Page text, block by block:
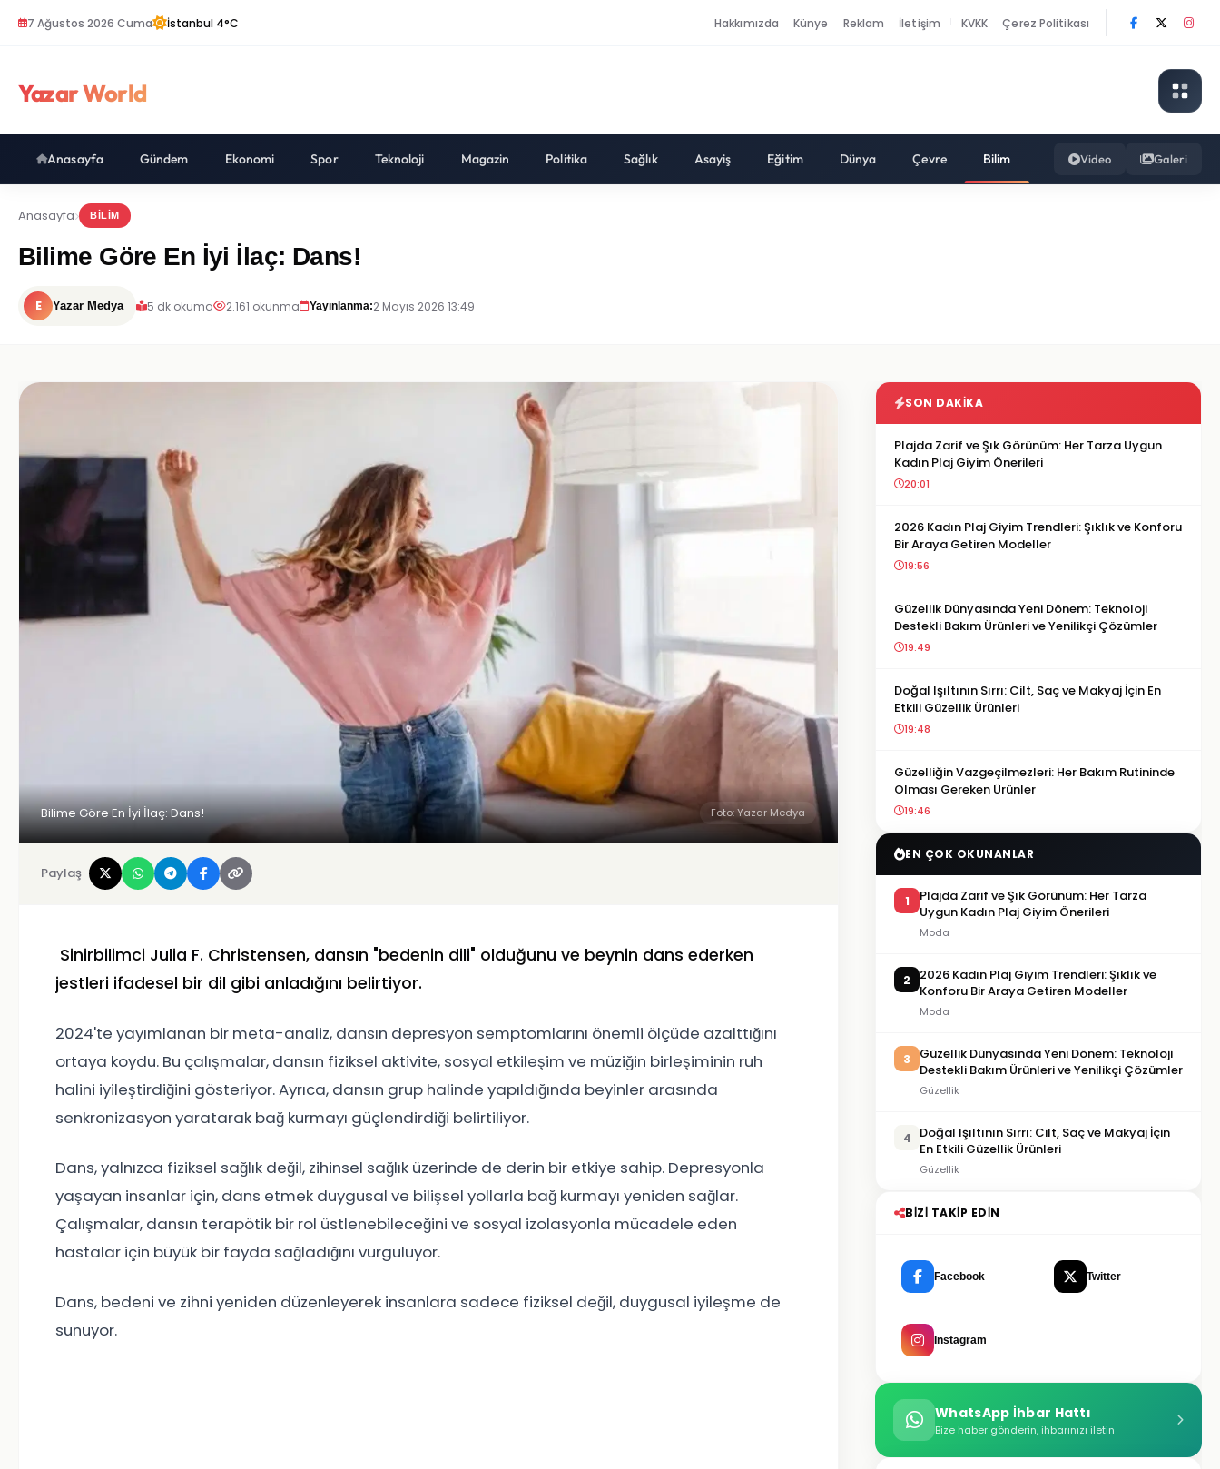
7 Ağustos 2026 Cuma İstanbul 4°C Hakkımızda Künye Reklam İletişim KVKK Çerez Politikası
Yazar World
Anasayfa Gündem Ekonomi Spor Teknoloji Magazin Politika Sağlık Asayiş Eğitim Dünya Çevre Bilim Video Galeri
Anasayfa BILIM
Bilime Göre En İyi İlaç: Dans!
E Yazar Medya 5 dk okuma 2.161 okunma Yayınlanma:2 Mayıs 2026 13:49
Bilime Göre En İyi İlaç: Dans! Foto: Yazar Medya
Paylaş
Sinirbilimci Julia F. Christensen, dansın "bedenin dili" olduğunu ve beynin dans ederken
jestleri ifadesel bir dil gibi anladığını belirtiyor.
2024'te yayımlanan bir meta-analiz, dansın depresyon semptomlarını önemli ölçüde azalttığını
ortaya koydu. Bu çalışmalar, dansın fiziksel aktivite, sosyal etkileşim ve müziğin birleşiminin ruh
halini iyileştirdiğini gösteriyor. Ayrıca, dansın grup halinde yapıldığında beyinler arasında
senkronizasyon yaratarak bağ kurmayı güçlendirdiği belirtiliyor.
Dans, yalnızca fiziksel sağlık değil, zihinsel sağlık üzerinde de derin bir etkiye sahip. Depresyonla
yaşayan insanlar için, dans etmek duygusal ve bilişsel yollarla bağ kurmayı yeniden sağlar.
Çalışmalar, dansın terapötik bir rol üstlenebileceğini ve sosyal izolasyonla mücadele eden
hastalar için büyük bir fayda sağladığını vurguluyor.
Dans, bedeni ve zihni yeniden düzenleyerek insanlara sadece fiziksel değil, duygusal iyileşme de
sunuyor.
SON DAKIKA
Plajda Zarif ve Şık Görünüm: Her Tarza Uygun
Kadın Plaj Giyim Önerileri
20:01
2026 Kadın Plaj Giyim Trendleri: Şıklık ve Konforu
Bir Araya Getiren Modeller
19:56
Güzellik Dünyasında Yeni Dönem: Teknoloji
Destekli Bakım Ürünleri ve Yenilikçi Çözümler
19:49
Doğal Işıltının Sırrı: Cilt, Saç ve Makyaj İçin En
Etkili Güzellik Ürünleri
19:48
Güzelliğin Vazgeçilmezleri: Her Bakım Rutininde
Olması Gereken Ürünler
19:46
EN ÇOK OKUNANLAR
1
Plajda Zarif ve Şık Görünüm: Her Tarza
Uygun Kadın Plaj Giyim Önerileri
Moda
2
2026 Kadın Plaj Giyim Trendleri: Şıklık ve
Konforu Bir Araya Getiren Modeller
Moda
3
Güzellik Dünyasında Yeni Dönem: Teknoloji
Destekli Bakım Ürünleri ve Yenilikçi Çözümler
Güzellik
4
Doğal Işıltının Sırrı: Cilt, Saç ve Makyaj İçin
En Etkili Güzellik Ürünleri
Güzellik
BIZI TAKIP EDIN
Facebook Twitter
Instagram
WhatsApp İhbar Hattı
Bize haber gönderin, ihbarınızı iletin